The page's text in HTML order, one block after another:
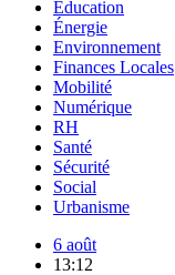
Education
Énergie
Environnement
Finances Locales
Mobilité
Numérique
RH
Santé
Sécurité
Social
Urbanisme
6 août
13:12